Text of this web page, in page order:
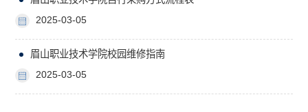
2025-03-05
眉山职业技术学院校园维修指南
2025-03-05